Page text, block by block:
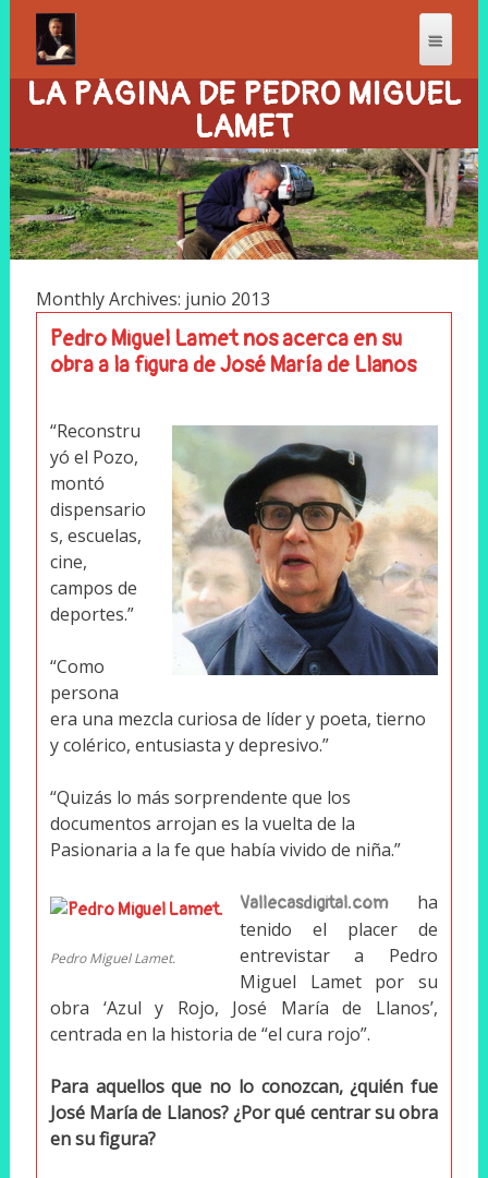
LA PÁGINA DE PEDRO MIGUEL
LAMET
Monthly Archives: junio 2013
Pedro Miguel Lamet nos acerca en su
obra a la figura de José María de Llanos
“Reconstru
yó el Pozo,
montó
dispensario
s, escuelas,
cine,
campos de
deportes.”
“Como
persona
era una mezcla curiosa de líder y poeta, tierno
y colérico, entusiasta y depresivo.”
“Quizás lo más sorprendente que los
documentos arrojan es la vuelta de la
Pasionaria a la fe que había vivido de niña.”
Pedro Miguel Lamet.
Vallecasdigital.comha
tenido el placer de
entrevistar a Pedro
Miguel Lamet por su
obra ‘Azul y Rojo, José María de Llanos’,
centrada en la historia de “el cura rojo”.
Para aquellos que no lo conozcan, ¿quién fue
José María de Llanos? ¿Por qué centrar su obra
en su figura?